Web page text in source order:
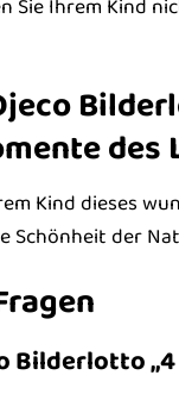
Sie Ihrem Kind
des
Kind dieses
Schönheit der
Bilderlotto